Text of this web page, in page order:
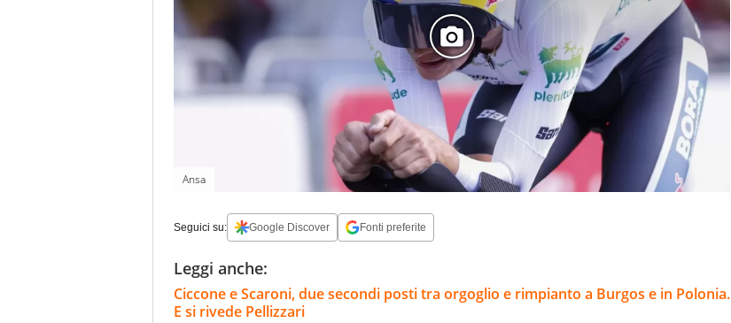
Ansa
Seguici su: Google Discover Fonti preferite
Leggi anche:
Ciccone e Scaroni, due secondi posti tra orgoglio e rimpianto a Burgos e in Polonia.
E si rivede Pellizzari